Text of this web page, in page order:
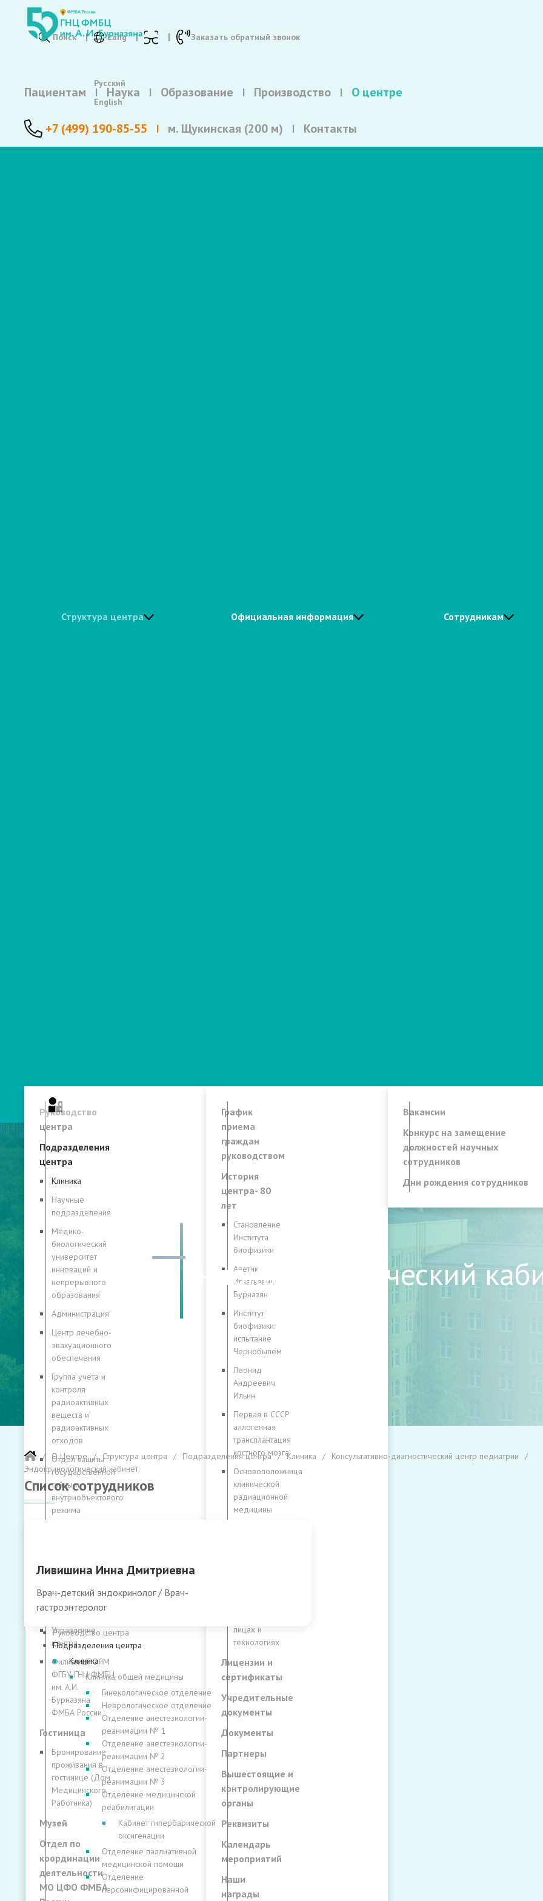
Поиск Lang
Русский
English
Заказать обратный звонок
Пациентам Наука Образование Производство О центре
+7 (499) 190-85-55 м. Щукинская (200 м) Контакты
Структура центра
Руководство
центра
Подразделения
центра
Клиника
Научные
подразделения
Медико-
биологический
университет
инноваций и
непрерывного
образования
Администрация
Центр лечебно-
эвакуационного
обеспечения
Группа учета и
контроля
радиоактивных
веществ и
радиоактивных
отходов
Отдел защиты
государственной
тайны и
внутриобъектового
режима
труда,
промышленной
безопасности
Управление
центра
Филиал ЦРОЯМ
ФГБУ ГНЦ ФМБЦ
им. А.И.
Бурназяна
ФМБА России
Гостиница
Бронирование
проживания в
гостинице (Дом
Медицинского
Работника)
Музей
Отдел по
координации
деятельности
МО ЦФО ФМБА
Официальная информация
График
приема
граждан
руководством
История
центра- 80
лет
Становление
Института
биофизики
Аветик
Игнатьевич
Бурназян
Институт
биофизики:
испытание
Чернобылем
Леонид
Андреевич
Ильин
Первая в СССР
аллогенная
трансплантация
костного мозга
Основоположница
клинической
радиационной
медицины
лицах и
технологиях
Лицензии и
сертификаты
Учредительные
документы
Документы
Партнеры
Вышестоящие и
контролирующие
органы
Реквизиты
Календарь
мероприятий
Наши
награды
Сотрудникам
Вакансии
Конкурс на замещение
должностей научных
сотрудников
Дни рождения сотрудников
Эндокринологический
О Центре Структура центра Подразделения центра Клиника
Консультативно-диагностический центр педиатрии
Эндокринологический кабинет.
Список сотрудников
Ливишина Инна Дмитриевна
Врач-детский эндокринолог / Врач-
гастроэнтеролог
Руководство центра
Подразделения центра
Клиника
Клиника общей медицины
Гинекологическое отделение
Неврологическое отделение
Отделение анестезиологии-
реанимации № 1
Отделение анестезиологии-
реанимации № 2
Отделение анестезиологии-
реанимации № 3
Отделение медицинской
реабилитации
Кабинет гипербарической
оксигенации
Отделение паллиативной
медицинской помощи
Отделение
персонифицированной